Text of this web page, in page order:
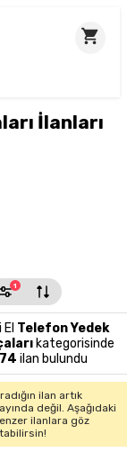
İlanları
1
Telefon Yedek
kategorisinde
ilan bulundu
ilan artık
değil. Aşağıdaki
ilanlara göz